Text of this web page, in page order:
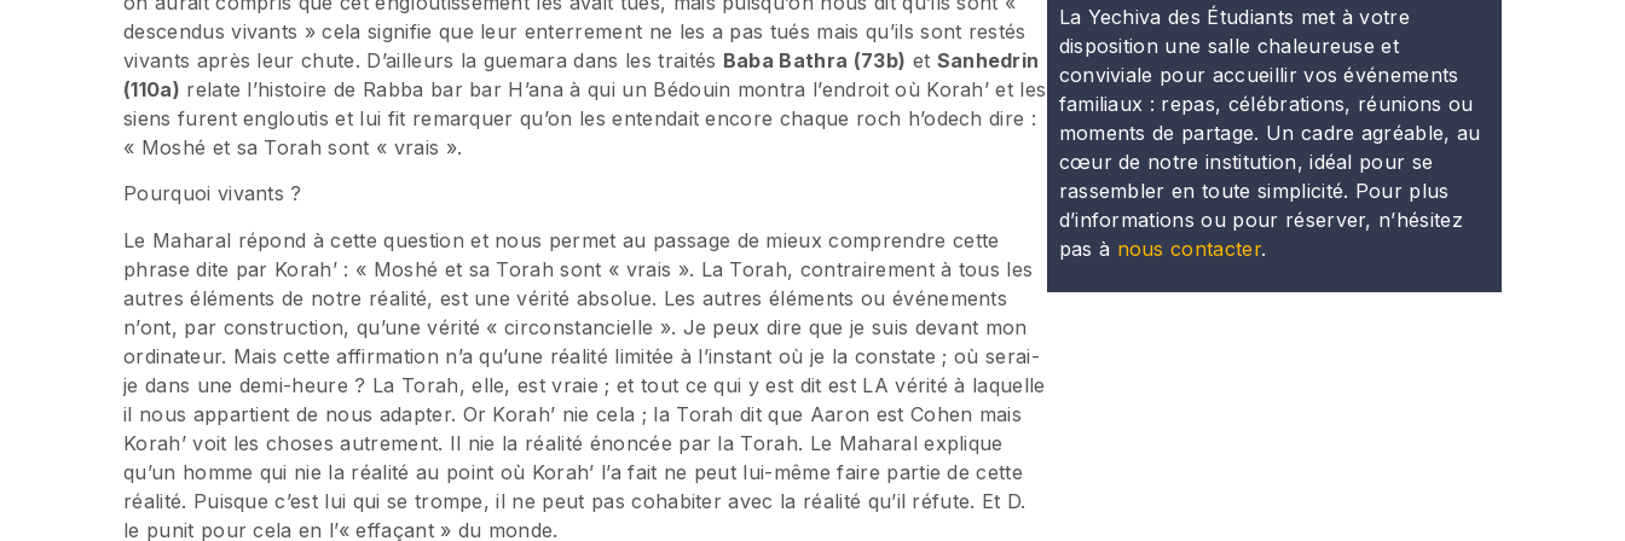
descendus vivants » cela signifie que leur enterrement ne les a pas tués mais qu’ils sont restés
vivants après leur chute. D’ailleurs la guemara dans les traités Baba Bathra (73b) et Sanhedrin
(110a) relate l’histoire de Rabba bar bar H’ana à qui un Bédouin montra l’endroit où Korah’ et les
siens furent engloutis et lui fit remarquer qu’on les entendait encore chaque roch h’odech dire :
« Moshé et sa Torah sont « vrais ».
Pourquoi vivants ?
Le Maharal répond à cette question et nous permet au passage de mieux comprendre cette
phrase dite par Korah’ : « Moshé et sa Torah sont « vrais ». La Torah, contrairement à tous les
autres éléments de notre réalité, est une vérité absolue. Les autres éléments ou événements
n’ont, par construction, qu’une vérité « circonstancielle ». Je peux dire que je suis devant mon
ordinateur. Mais cette affirmation n’a qu’une réalité limitée à l’instant où je la constate ; où serai-
je dans une demi-heure ? La Torah, elle, est vraie ; et tout ce qui y est dit est LA vérité à laquelle
il nous appartient de nous adapter. Or Korah’ nie cela ; la Torah dit que Aaron est Cohen mais
Korah’ voit les choses autrement. Il nie la réalité énoncée par la Torah. Le Maharal explique
qu’un homme qui nie la réalité au point où Korah’ l’a fait ne peut lui-même faire partie de cette
réalité. Puisque c’est lui qui se trompe, il ne peut pas cohabiter avec la réalité qu’il réfute. Et D.
le punit pour cela en l’« effaçant » du monde.
La Yechiva des Étudiants met à votre
disposition une salle chaleureuse et
conviviale pour accueillir vos événements
familiaux : repas, célébrations, réunions ou
moments de partage. Un cadre agréable, au
cœur de notre institution, idéal pour se
rassembler en toute simplicité. Pour plus
d’informations ou pour réserver, n’hésitez
pas à nous contacter.